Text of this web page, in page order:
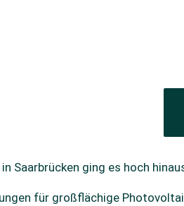
Saarbrücken ging es hoch
für großflächige